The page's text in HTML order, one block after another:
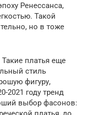
Ренессанса,
Такой
но в тоже
платья еще
стиль
фигуру,
2021 году тренд
выбор фасонов: